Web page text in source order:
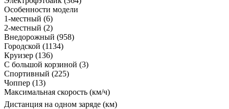
Особенности модели
1-местный (6)
2-местный (2)
Внедорожный (958)
Городской (1134)
Круизер (136)
С большой корзиной (3)
Спортивный (225)
Чоппер (13)
Максимальная скорость (км/ч)
Дистанция на одном заряде (км)